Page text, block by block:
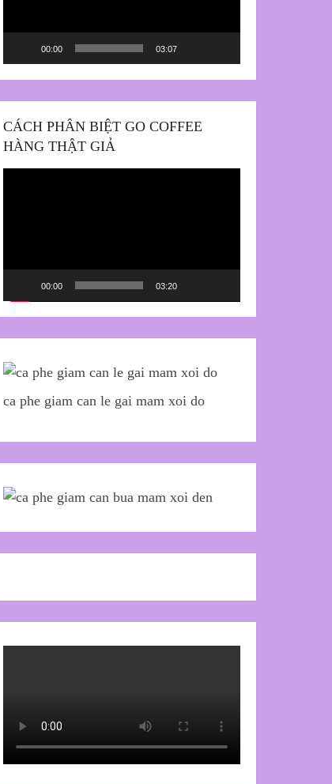
00:00 03:07
CÁCH PHÂN BIỆT GO COFFEE
HÀNG THẬT GIẢ
00:00 03:20
ca phe giam can le gai mam xoi do